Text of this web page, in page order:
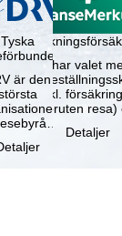
Tyska
är den
Du har valet
(inkl.
avbruten resa)
Detaljer